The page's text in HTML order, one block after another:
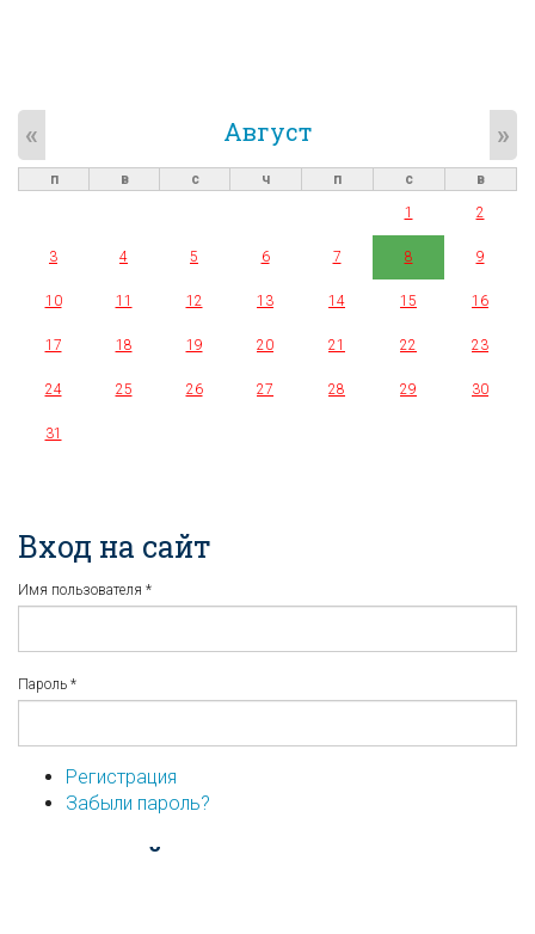
Август
« »
п в с ч п с
в
1
2
3 4 5 6 7 8 9
10 11 12 13 14 15 16
17 18 19 20 21 22 23
24 25 26 27 28 29 30
31
Вход на сайт
Имя пользователя *
Пароль *
Регистрация
Забыли пароль?
...или войдите используя